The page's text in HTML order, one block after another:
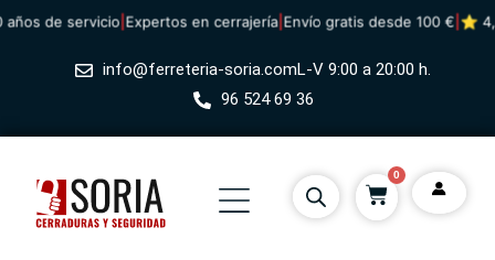
de servicio|Expertos en cerrajería|Envío gratis desde 100 €|⭐ 4,8/5 ·
info@ferreteria-soria.comL-V 9:00 a 20:00 h.
96 524 69 36
0